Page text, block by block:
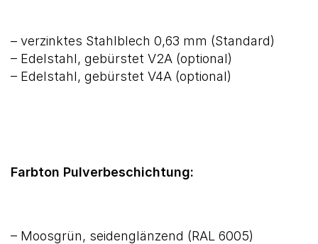
– verzinktes Stahlblech 0,63 mm (Standard)
– Edelstahl, gebürstet V2A (optional)
– Edelstahl, gebürstet V4A (optional)
Farbton Pulverbeschichtung:
– Moosgrün, seidenglänzend (RAL 6005)